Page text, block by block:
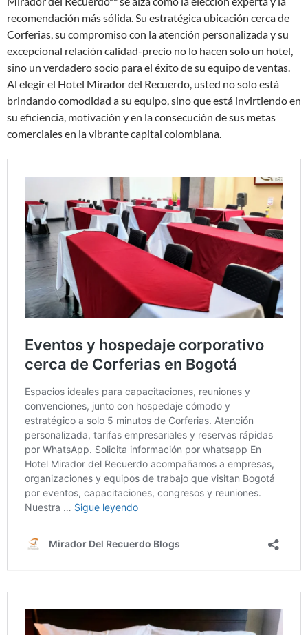
recomendación más sólida. Su estratégica ubicación cerca de
Corferias, su compromiso con la atención personalizada y su
excepcional relación calidad-precio no lo hacen solo un hotel,
sino un verdadero socio para el éxito de su equipo de ventas.
Al elegir el Hotel Mirador del Recuerdo, usted no solo está
brindando comodidad a su equipo, sino que está invirtiendo en
su eficiencia, motivación y en la consecución de sus metas
comerciales en la vibrante capital colombiana.